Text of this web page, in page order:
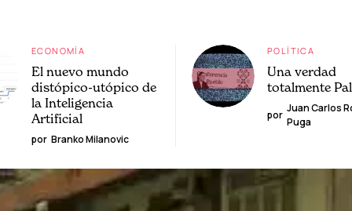
ECONOMÍA
El nuevo mundo
distópico-utópico de
la Inteligencia
Artificial
por Branko Milanovic
POLÍTICA
Una verdad
totalmente
por
Juan Carlos
Puga